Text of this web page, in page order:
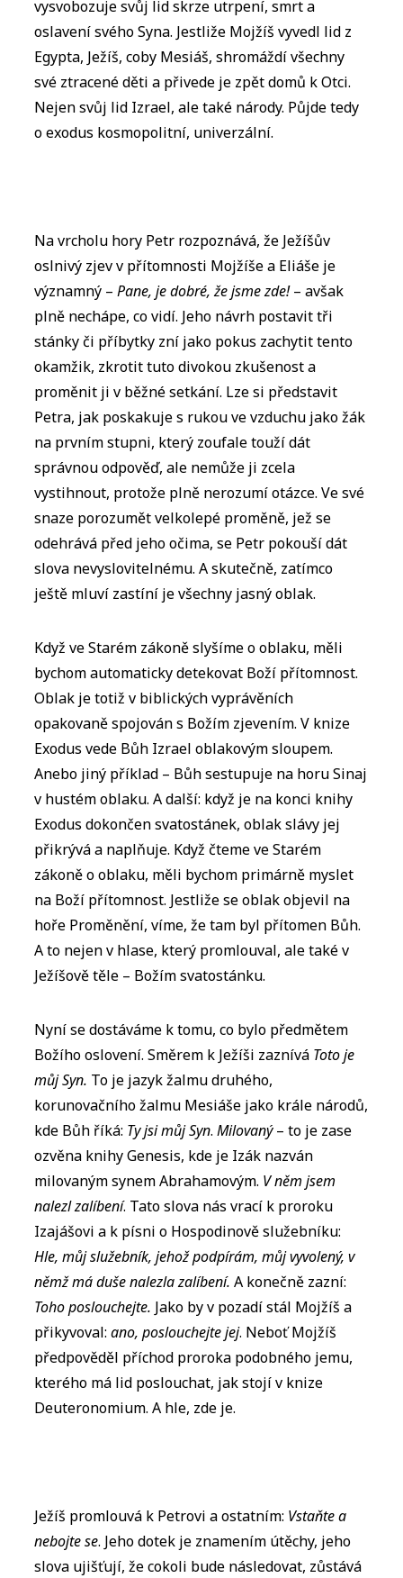
vysvobozuje svůj lid skrze utrpení, smrt a
oslavení svého Syna. Jestliže Mojžíš vyvedl lid z
Egypta, Ježíš, coby Mesiáš, shromáždí všechny
své ztracené děti a přivede je zpět domů k Otci.
Nejen svůj lid Izrael, ale také národy. Půjde tedy
o exodus kosmopolitní, univerzální.
Na vrcholu hory Petr rozpoznává, že Ježíšův
oslnivý zjev v přítomnosti Mojžíše a Eliáše je
významný –Pane, je dobré, že jsme zde!– avšak
plně nechápe, co vidí. Jeho návrh postavit tři
stánky či příbytky zní jako pokus zachytit tento
okamžik, zkrotit tuto divokou zkušenost a
proměnit ji v běžné setkání. Lze si představit
Petra, jak poskakuje s rukou ve vzduchu jako žák
na prvním stupni, který zoufale touží dát
správnou odpověď, ale nemůže ji zcela
vystihnout, protože plně nerozumí otázce. Ve své
snaze porozumět velkolepé proměně, jež se
odehrává před jeho očima, se Petr pokouší dát
slova nevyslovitelnému. A skutečně, zatímco
ještě mluví zastíní je všechny jasný oblak.
Když ve Starém zákoně slyšíme o oblaku, měli
bychom automaticky detekovat Boží přítomnost.
Oblak je totiž v biblických vyprávěních
opakovaně spojován s Božím zjevením. V knize
Exodus vede Bůh Izrael oblakovým sloupem.
Anebo jiný příklad – Bůh sestupuje na horu Sinaj
v hustém oblaku. A další: když je na konci knihy
Exodus dokončen svatostánek, oblak slávy jej
přikrývá a naplňuje. Když čteme ve Starém
zákoně o oblaku, měli bychom primárně myslet
na Boží přítomnost. Jestliže se oblak objevil na
hoře Proměnění, víme, že tam byl přítomen Bůh.
A to nejen v hlase, který promlouval, ale také v
Ježíšově těle – Božím svatostánku.
Nyní se dostáváme k tomu, co bylo předmětem
Božího oslovení. Směrem k Ježíši zaznívá Toto je
můj Syn. To je jazyk žalmu druhého,
korunovačního žalmu Mesiáše jako krále národů,
kde Bůh říká: Ty jsi můj Syn.Milovaný– to je zase
ozvěna knihy Genesis, kde je Izák nazván
milovaným synem Abrahamovým. V něm jsem
nalezl zalíbení. Tato slova nás vrací k proroku
Izajášovi a k písni o Hospodinově služebníku:
Hle, můj služebník, jehož podpírám, můj vyvolený, v
němž má duše nalezla zalíbení. A konečně zazní:
Toho poslouchejte. Jako by v pozadí stál Mojžíš a
přikyvoval:ano, poslouchejte jej. Neboť Mojžíš
předpověděl příchod proroka podobného jemu,
kterého má lid poslouchat, jak stojí v knize
Deuteronomium. A hle, zde je.
Ježíš promlouvá k Petrovi a ostatním: Vstaňte a
nebojte se. Jeho dotek je znamením útěchy, jeho
slova ujišťují, že cokoli bude následovat, zůstává